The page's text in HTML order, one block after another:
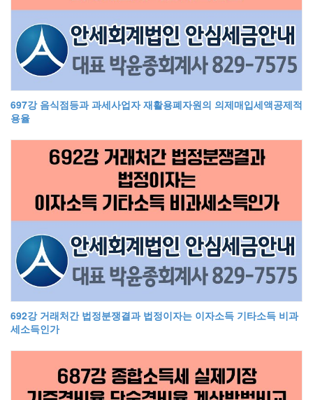
697강 음식점등과 과세사업자 재활용폐자원의 의제매입세액공제적
용율
692강 거래처간 법정분쟁결과 법정이자는 이자소득 기타소득 비과
세소득인가